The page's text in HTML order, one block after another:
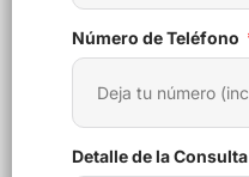
Número de Teléfono
Detalle de la Consulta